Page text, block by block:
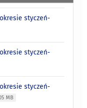
styczeń-
styczeń-
styczeń-
MB